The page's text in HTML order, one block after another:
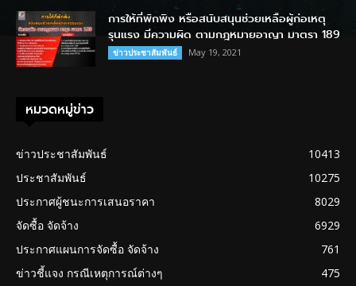
การให้ที่พักพิง หรือสนับสนุนช่วยเหลือผู้ก่อเหตุ
รุนแรง มีความผิด ตามกฎหมายอาญา มาตรา 189
ข่าวประชาสัมพันธ์ May 19, 2021
หมวดหมู่ข่าว
ข่าวประชาสัมพันธ์
10413
ประชาสัมพันธ์
10275
ประกาศผู้ชนะการเสนอราคา
8029
จัดซื้อ จัดจ้าง
6929
ประกาศแผนการจัดซื้อ จัดจ้าง
761
ข่าวชี้แจง กรณีเหตุการณ์ต่างๆ
475